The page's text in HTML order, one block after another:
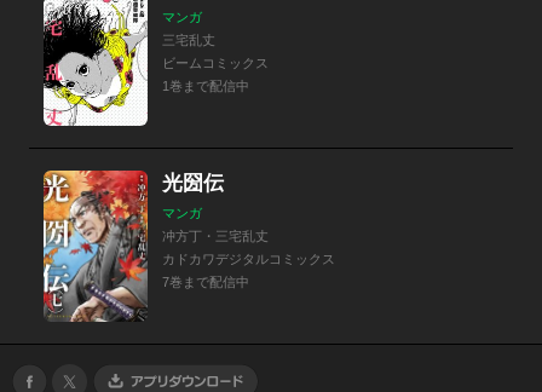
マンガ
三宅乱丈
ビームコミックス
1巻まで配信中
光圀伝
マンガ
冲方丁・三宅乱丈
カドカワデジタルコミックス
7巻まで配信中